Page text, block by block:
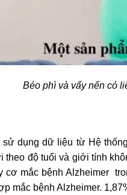
Béo phì và vẩy nến có
dụng dữ liệu từ Hệ
theo độ tuổi và giới tính
cơ mắc bệnh Alzheimer
mắc bệnh Alzheimer.